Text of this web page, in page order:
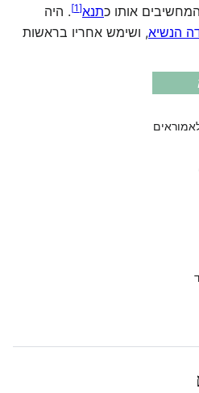
אותו כתנא[
1
]. היה
הנשיא, ושימש אחריו בראשות